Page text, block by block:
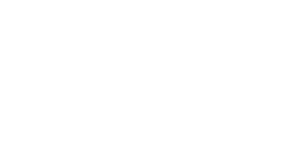
"ירושלים החרדית"